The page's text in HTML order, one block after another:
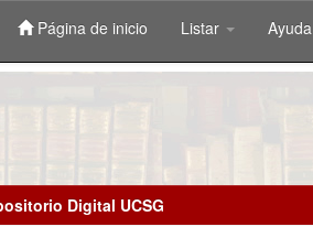
Página de inicio Listar Ayuda
Digital UCSG